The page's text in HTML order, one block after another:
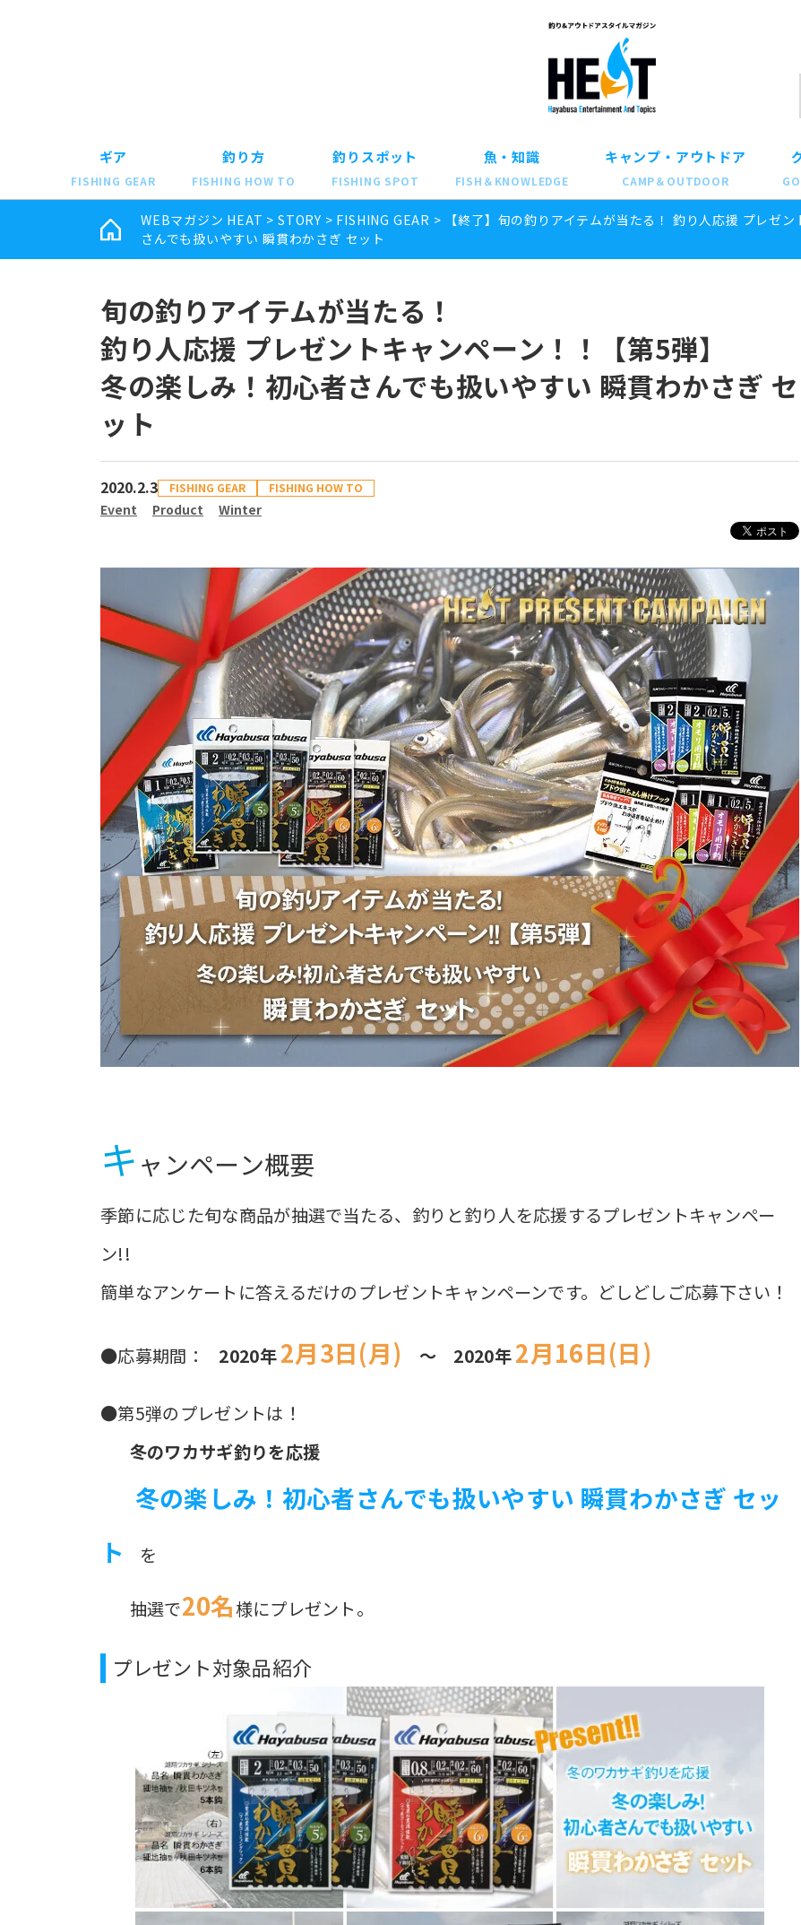
ギア
FISHING GEAR
釣り方
FISHING HOW TO
釣りスポット
FISHING SPOT
魚・知識
FISH＆KNOWLEDGE
キャンプ・アウトドア
CAMP＆OUTDOOR
WEBマガジン HEAT >STORY > FISHING GEAR >
【終了】旬の釣りアイテムが当たる！ 釣り人応援 プレゼ
さんでも扱いやすい 瞬貫わかさぎ セット
旬の釣りアイテムが当たる！
釣り人応援 プレゼントキャンペーン！！【第5弾】
冬の楽しみ！初心者さんでも扱いやすい 瞬貫わかさぎ セ
ット
2020.2.3 FISHING GEAR FISHING HOW TO
Event Product Winter
キ ャンペーン概要
季節に応じた旬な商品が抽選で当たる、釣りと釣り人を応援するプレゼントキャンペー
ン!!
簡単なアンケートに答えるだけのプレゼントキャンペーンです。どしどしご応募下さい！
●応募期間： 2020年2月3日(月) ～ 2020年2月16日(日)
●第5弾のプレゼントは！
冬のワカサギ釣りを応援
冬の楽しみ！初心者さんでも扱いやすい 瞬貫わかさぎ セッ
ト
を
抽選で20名様にプレゼント。
プレゼント対象品紹介